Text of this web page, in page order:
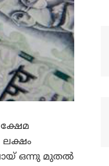
ലക്ഷം
ഒന്നു മുതല്‍